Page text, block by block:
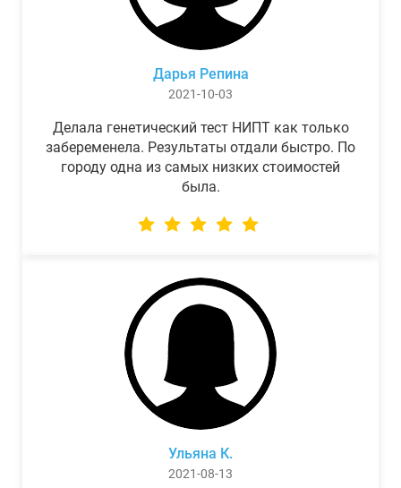
Дарья Репина
2021-10-03
Делала генетический тест НИПТ как только
забеременела. Результаты отдали быстро. По
городу одна из самых низких стоимостей
была.
Ульяна К.
2021-08-13